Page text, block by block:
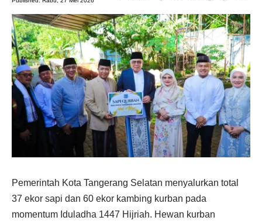
Pemerintah Kota Tangerang Selatan menyalurkan total
37 ekor sapi dan 60 ekor kambing kurban pada
momentum Iduladha 1447 Hijriah. Hewan kurban